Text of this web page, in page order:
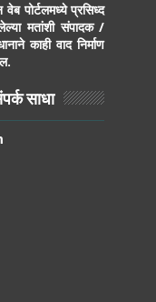
पोर्टलमध्ये प्रसिध्द
मतांशी संपादक /
काही वाद निर्माण
साधा